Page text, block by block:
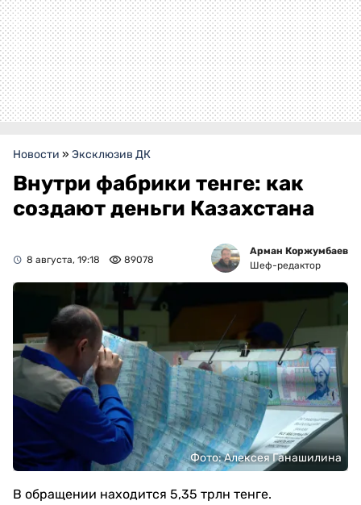
Новости » Эксклюзив ДК
Внутри фабрики тенге: как
создают деньги Казахстана
8 августа, 19:18 89078
Арман Коржумбаев
Шеф-редактор
Фото: Алексея Ганашилина
В обращении находится 5,35 трлн тенге.